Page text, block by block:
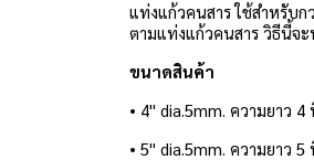
แท่งแก้วคนสาร ใช้สำหรับก
ตามแท่งแก้วคนสาร วิธีนี้จ
ขนาดสินค้า
• 4'' dia.5mm. ความยาว
• 5'' dia.5mm. ความยาว